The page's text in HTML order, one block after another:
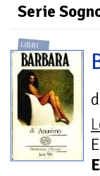
Serie
LIBRI